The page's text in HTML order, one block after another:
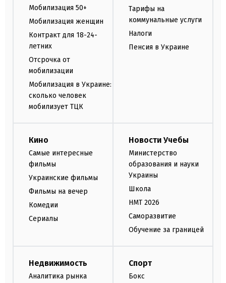
Мобилизация 50+
Мобилизация женщин
Контракт для 18-24-
летних
Отсрочка от
мобилизации
Мобилизация в Украине:
сколько человек
мобилизует ТЦК
Тарифы на
коммунальные услуги
Налоги
Пенсия в Украине
Кино
Самые интересные
фильмы
Украинские фильмы
Фильмы на вечер
Комедии
Сериалы
Новости Учебы
Министерство
образования и науки
Украины
Школа
НМТ 2026
Саморазвитие
Обучение за границей
Недвижимость
Аналитика рынка
Спорт
Бокс